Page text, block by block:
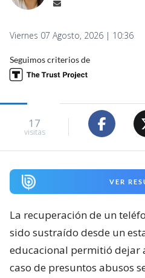
Viernes 07 Agosto, 2026 | 10:36
Seguimos criterios de
17
visitas
VER
La recuperación de un
sido sustraído desde un
educacional permitió dejar
caso de presuntos abusos